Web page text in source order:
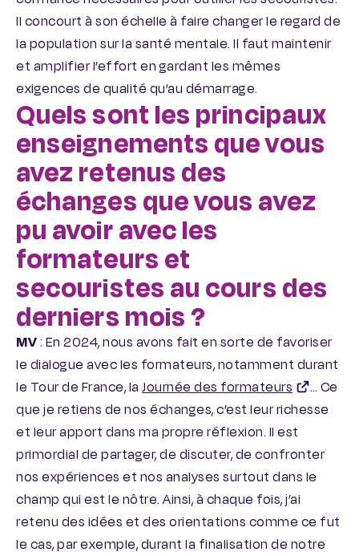
Il concourt à son échelle à faire changer le regard de
la population sur la santé mentale. Il faut maintenir
et amplifier l’effort en gardant les mêmes
exigences de qualité qu’au démarrage.
Quels sont les principaux
enseignements que vous
avez retenus des
échanges que vous avez
pu avoir avec les
formateurs et
secouristes au cours des
derniers mois ?
MV: En 2024, nous avons fait en sorte de favoriser
le dialogue avec les formateurs, notamment durant
le Tour de France, la Journée des formateurs
… Ce
que je retiens de nos échanges, c’est leur richesse
et leur apport dans ma propre réflexion. Il est
primordial de partager, de discuter, de confronter
nos expériences et nos analyses surtout dans le
champ qui est le nôtre. Ainsi, à chaque fois, j’ai
retenu des idées et des orientations comme ce fut
le cas, par exemple, durant la finalisation de notre